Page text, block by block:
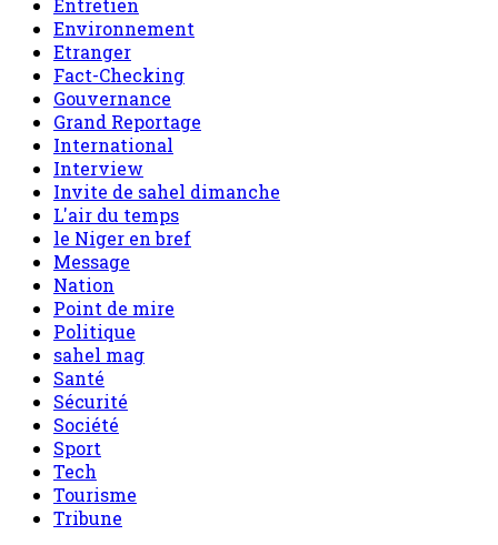
Entretien
Environnement
Etranger
Fact-Checking
Gouvernance
Grand Reportage
International
Interview
Invite de sahel dimanche
L'air du temps
le Niger en bref
Message
Nation
Point de mire
Politique
sahel mag
Santé
Sécurité
Société
Sport
Tech
Tourisme
Tribune